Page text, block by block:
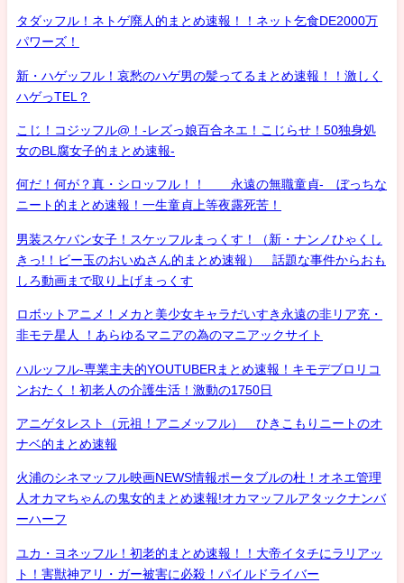
タダッフル！ネトゲ廃人的まとめ速報！！ネット乞食DE2000万
パワーズ！
新・ハゲッフル！哀愁のハゲ男の髪ってるまとめ速報！！激しく
ハゲっTEL？
こじ！コジッフル@！-レズっ娘百合ネエ！こじらせ！50独身処
女のBL腐女子的まとめ速報-
何だ！何が？真・シロッフル！！ 永遠の無職童貞- ぼっちな
ニート的まとめ速報！一生童貞上等夜露死苦！
男装スケバン女子！スケッフルまっくす！（新・ナンノひゃくし
きっ!！ビー玉のおいぬさん的まとめ速報） 話題な事件からおも
しろ動画まで取り上げまっくす
ロボットアニメ！メカと美少女キャラだいすき永遠の非リア充・
非モテ星人 ！あらゆるマニアの為のマニアックサイト
ハルッフル-専業主夫的YOUTUBERまとめ速報！キモデブロリコ
ンおたく！初老人の介護生活！激動の1750日
アニゲタレスト（元祖！アニメッフル） ひきこもりニートのオ
ナベ的まとめ速報
火浦のシネマッフル映画NEWS情報ポータブルの杜！オネエ管理
人オカマちゃんの鬼女的まとめ速報!オカマッフルアタックナンバ
ーハーフ
ユカ・ヨネッフル！初老的まとめ速報！！大帝イタチにラリアッ
ト！害獣神アリ・ガー被害に必殺！パイルドライバー